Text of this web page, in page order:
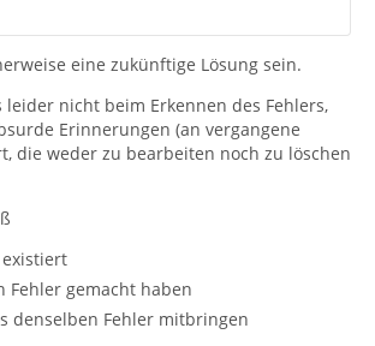
eine zukünftige Lösung sein.
nicht beim Erkennen des Fehlers,
Erinnerungen (an vergangene
die weder zu bearbeiten noch zu löschen
Fehler gemacht haben
denselben Fehler mitbringen